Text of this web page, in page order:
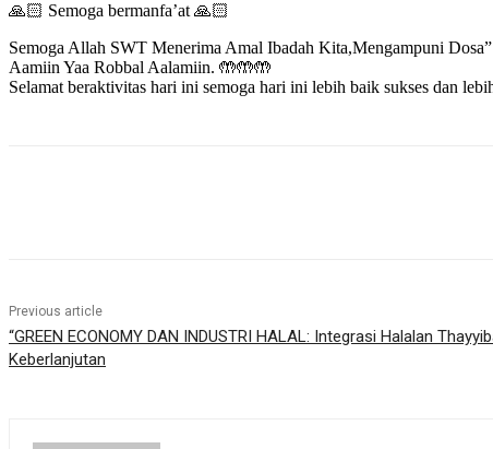
🙏🏻 Semoga bermanfa’at 🙏🏻
Semoga Allah SWT Menerima Amal Ibadah Kita,Mengampuni
Aamiin Yaa Robbal Aalamiin. 🤲🤲🤲
Selamat beraktivitas hari ini semoga hari ini lebih baik sukses dan
Previous article
“GREEN ECONOMY DAN INDUSTRI HALAL: Integrasi Halalan
Keberlanjutan